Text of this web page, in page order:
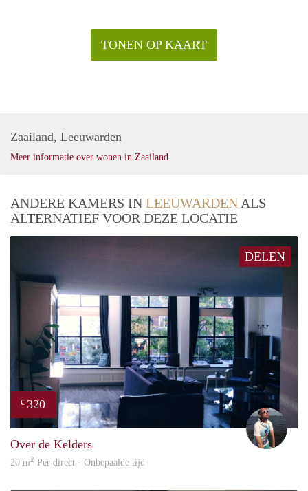
TONEN OP KAART
Zaailand, Leeuwarden
Meer informatie over wonen in Zaailand
ANDERE KAMERS IN LEEUWARDEN ALS
ALTERNATIEF VOOR DEZE LOCATIE
DELEN
€ 320
Over de Kelders
20 m2 Per direct - Onbepaalde tijd